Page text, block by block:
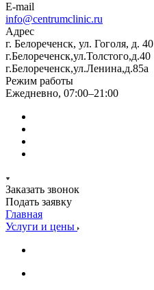
E-mail
info@centrumclinic.ru
Адрес
г. Белореченск, ул. Гоголя, д. 40
г.Белореченск,ул.Толстого,д.40
г.Белореченск,ул.Ленина,д.85а
Режим работы
Ежедневно, 07:00–21:00
Заказать звонок
Подать заявку
Главная
Услуги и цены